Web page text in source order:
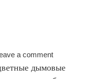
a comment
дымовые